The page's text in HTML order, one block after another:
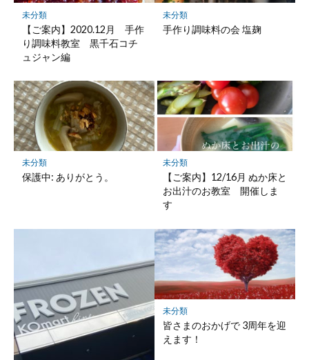
保
存
未分類
【ご案内】2020.12月 手作
り調味料教室 黒千石コチ
ュジャン編
未分類
手作り調味料の会 塩麹
未分類
保護中: ありがとう。
未分類
【ご案内】12/16月 ぬか床と
お出汁のお教室 開催しま
す
未分類
皆さまのおかげで 3周年を迎
えます！